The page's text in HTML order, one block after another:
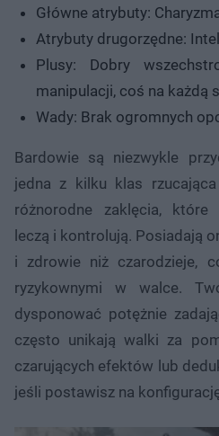
Główne atrybuty:
Atrybuty drugorzędne:
Plusy: Dobry
manipulacji, coś na każdą
Wady: Brak ogromnych
Bardowie są niezwykle
jedna z kilku klas
różnorodne zaklęcia, które
leczą i kontrolują. Posiadają
i zdrowie niż czarodzieje,
ryzykownymi w walce.
dysponować potężnie
często unikają walki za
czarujących efektów lub
jeśli postawisz na